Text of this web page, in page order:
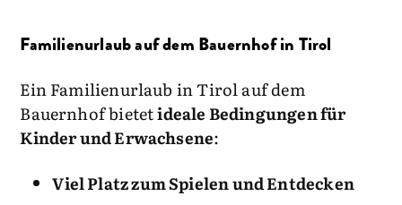
Familienurlaub auf dem Bauernhof in Tirol
Ein Familienurlaub in Tirol auf dem
Bauernhof bietetideale Bedingungen für
Kinder und Erwachsene:
Viel Platz zum Spielen und Entdecken